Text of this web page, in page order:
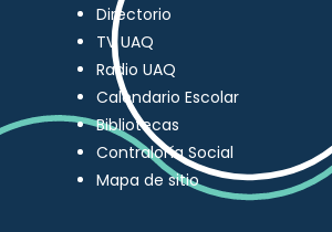
Directorio
TV UAQ
Radio UAQ
Calendario Escolar
Bibliotecas
Contraloría Social
Mapa de sitio